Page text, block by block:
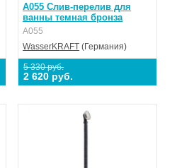
A055 Слив-перелив для
ванны темная бронза
A055
WasserKRAFT (Германия)
5 330 руб.
2 620 руб.